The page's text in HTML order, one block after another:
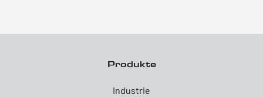
Produkte
Industrie